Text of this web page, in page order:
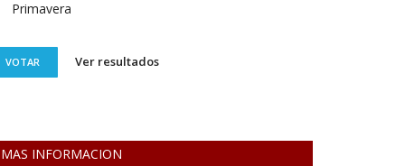
Primavera
VOTAR Ver resultados
MAS INFORMACION